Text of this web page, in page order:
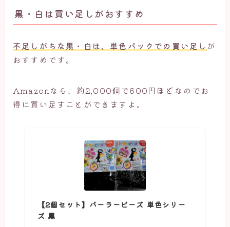
黒・白は買い足しがおすすめ
不足しがちな黒・白は、単色パックでの買い足し が
おすすめです。
Amazonなら、約2,000個で600円ほどなのでお
得に買い足すことができますよ。
【2個セット】パーラービーズ 単色シリー
ズ 黒